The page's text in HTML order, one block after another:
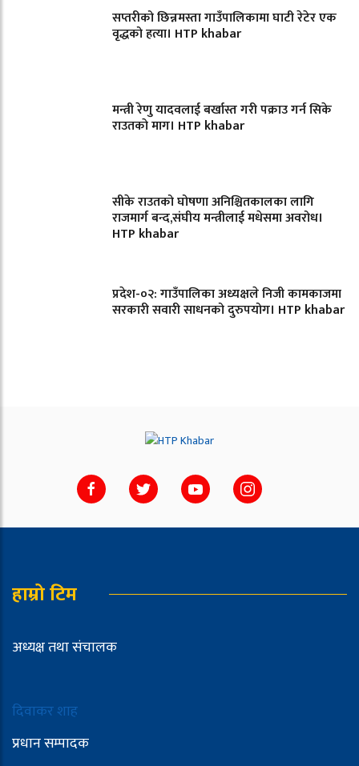
सप्तरीको छिन्नमस्ता गाउँपालिकामा घाटी रेटेर एक
वृद्धको हत्या। HTP khabar
मन्त्री रेणु यादवलाई बर्खास्त गरी पक्राउ गर्न सिके
राउतकाे माग। HTP khabar
सीके राउतको घोषणा अनिश्चितकालका लागि
राजमार्ग बन्द,संघीय मन्त्रीलाई मधेसमा अवरोध।
HTP khabar
प्रदेश-०२: गाउँपालिका अध्यक्षले निजी कामकाजमा
सरकारी सवारी साधनको दुरुपयोग। HTP khabar
हाम्रो टिम
अध्यक्ष तथा संचालक
दिवाकर शाह
प्रधान सम्पादक